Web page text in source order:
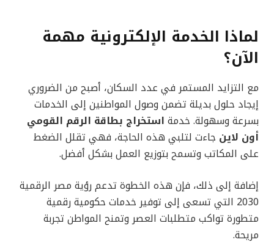
لماذا الخدمة الإلكترونية مهمة
الآن؟
مع التزايد المستمر في عدد السكان، أصبح من الضروري
إيجاد حلول بديلة تضمن وصول المواطنين إلى الخدمات
بسرعة وسهولة. خدمة استخراج بطاقة الرقم القومي
أون لاين جاءت لتلبي هذه الحاجة، فهي تقلل الضغط
على المكاتب وتسمح بتوزيع العمل بشكل أفضل.
إضافة إلى ذلك، فإن هذه الخطوة تدعم رؤية مصر الرقمية
2030 التي تسعى إلى توفير خدمات حكومية رقمية
متطورة تواكب متطلبات العصر وتمنح المواطن تجربة
مريحة.